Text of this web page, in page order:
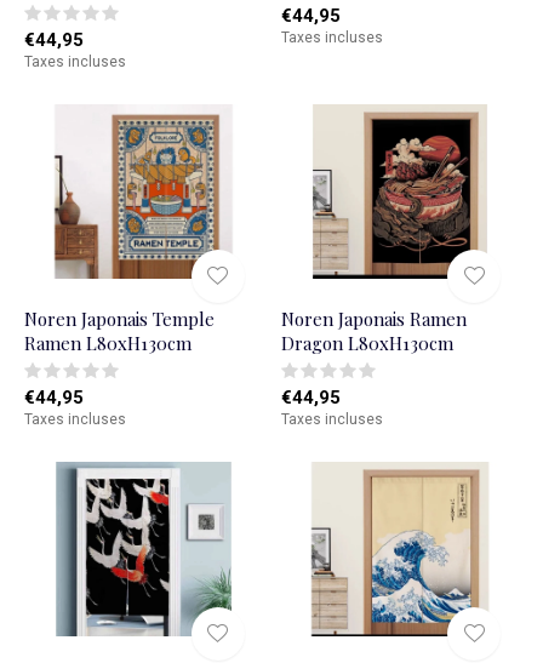
€44,95
Taxes incluses
€44,95
Taxes incluses
Noren Japonais Temple
Ramen L80xH130cm
€44,95
Taxes incluses
Noren Japonais Ramen
Dragon L80xH130cm
€44,95
Taxes incluses